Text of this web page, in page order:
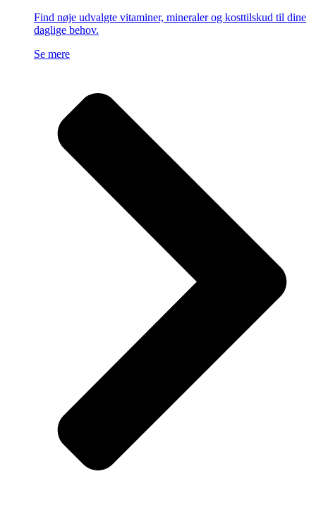
Find nøje udvalgte vitaminer, mineraler og kosttilskud til dine
daglige behov.
Se mere